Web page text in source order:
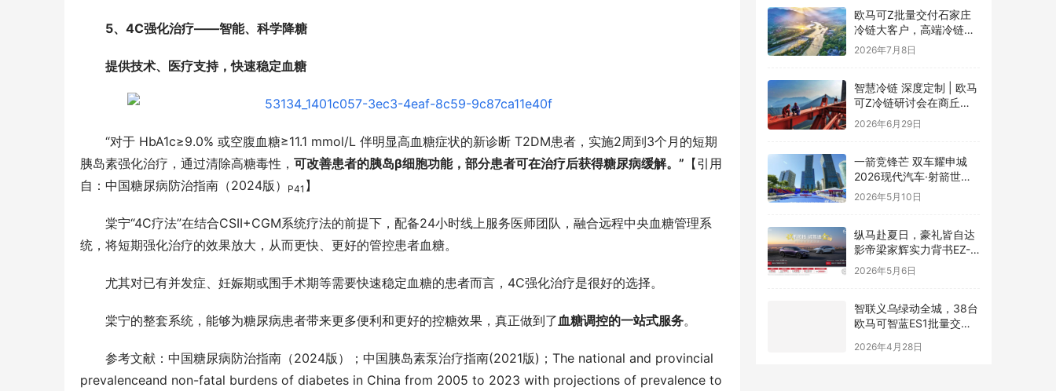
5、4C强化治疗——智能、科学降糖
提供技术、医疗支持，快速稳定血糖
“对于 HbA1c≥9.0% 或空腹血糖≥11.1 mmol/L 伴明显高血糖症状的新诊断 T2DM患者，实施2周到3个月的短期
胰岛素强化治疗，通过清除高糖毒性， 可改善患者的胰岛β细胞功能，部分患者可在治疗后获得糖尿病缓解。” 【引用
自：中国糖尿病防治指南（2024版）
P41 】
棠宁“4C疗法”在结合CSII+CGM系统疗法的前提下，配备24小时线上服务医师团队，融合远程中央血糖管理系
统，将短期强化治疗的效果放大，从而更快、更好的管控患者血糖。
尤其对已有并发症、妊娠期或围手术期等需要快速稳定血糖的患者而言，4C强化治疗是很好的选择。
棠宁的整套系统，能够为糖尿病患者带来更多便利和更好的控糖效果，真正做到了血糖调控的一站式服务。
参考文献：中国糖尿病防治指南（2024版）；中国胰岛素泵治疗指南(2021版)；The national and provincial
prevalenceand non-fatal burdens of diabetes in China from 2005 to 2023 with projections of prevalence to
欧马可Z批量交付石家庄
冷链大客户，高端冷链运
力赋能京津冀“鲜”锋物流
2026年7月8日
智慧冷链 深度定制 | 欧马
可Z冷链研讨会在商丘举
行，新能源纯电平台赋能
冷链物流行业升级
2026年6月29日
一箭竞锋芒 双车耀申城
2026现代汽车·射箭世界
杯赛上海站圆满落幕
2026年5月10日
纵马赴夏日，豪礼皆自达
影帝梁家辉实力背书EZ-
60马年版上市 EZ-6超级
置换季开启
2026年5月6日
智联义乌绿动全城，38台
欧马可智蓝ES1批量交付
2026年4月28日